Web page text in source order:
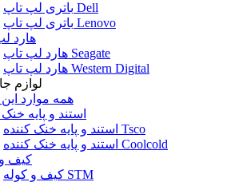
باتری لپ تاپ Dell
باتری لپ تاپ Lenovo
هارد
هارد لپ تاپ Seagate
هارد لپ تاپ Western Digital
لوازم
همه موارد
استند و پایه
استند و پایه خنک کننده Tsco
استند و پایه خنک کننده Coolcold
کیف
کیف و کوله STM